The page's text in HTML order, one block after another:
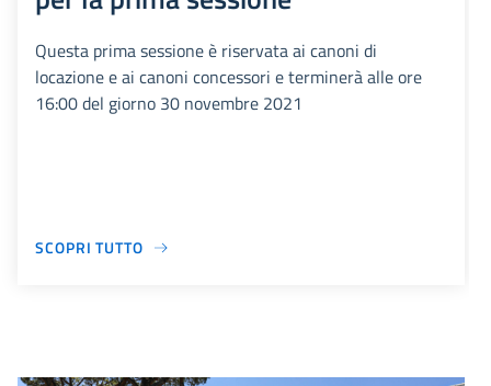
Questa prima sessione è riservata ai canoni di
locazione e ai canoni concessori e terminerà alle ore
16:00 del giorno 30 novembre 2021
SCOPRI TUTTO